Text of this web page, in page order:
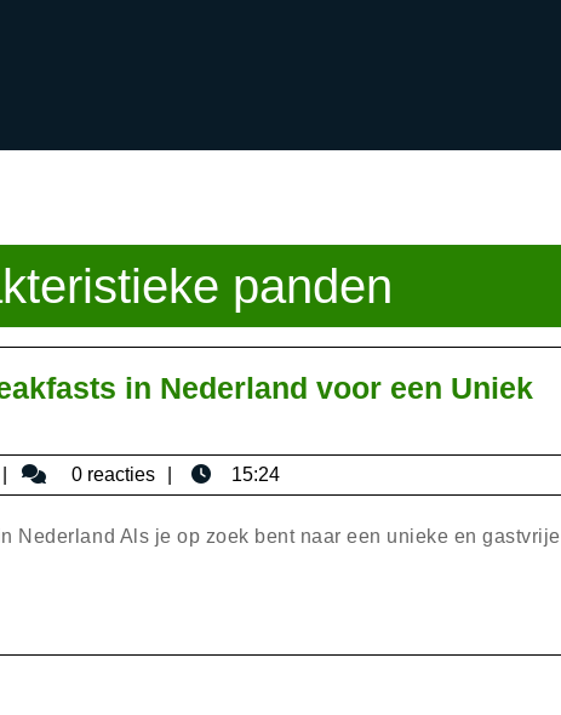
panden
in Nederland voor een Uniek
bisericaromana
0 reacties 15:24
Nederland Als je op zoek bent naar een unieke en gastvrije